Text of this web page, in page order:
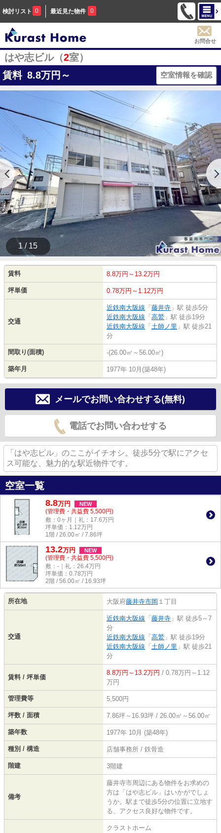
検討リスト 0 最近見た物件 0
お問合せ
はや志ビル（2室）
賃料 8.8万円～ 空室情報を確認
1 / 15
賃料 8.8万円～13.2万円
坪単価 0.78万円～1.12万円
交通
近鉄南大阪線 「 藤井寺 」駅 徒歩5分
近鉄南大阪線 「 高鷲 」駅 徒歩19分
近鉄南大阪線 「 土師ノ里 」駅 徒歩21
分
間取り(面積) -(26.00㎡～56.00㎡)
築年月 1977年 10月(築48年)
メールでお問い合わせする(無料)
電話でお問い合わせする
「はや志ビル」のここがイチオシ。徒歩5分で駅にアクセ
ス可能な、魅力的な駅近物件です。
空室一覧
8.8万円 NEW
(管理費・共益費 5,500円)
敷：0ヶ月｜礼：17.6万円
坪単価： 1.12万円
1階 / 26.00㎡ / 7.86坪
13.2万円 NEW
(管理費・共益費 5,500円)
敷：-｜礼：26.4万円
坪単価： 0.78万円
2階 / 56.00㎡ / 16.93坪
所在地 大阪府藤井寺市岡 １丁目
交通
近鉄南大阪線 「 藤井寺 」駅 徒歩5～7
分
近鉄南大阪線 「 高鷲 」駅 徒歩19分
近鉄南大阪線 「 土師ノ里 」駅 徒歩21
分
賃料 / 坪単価
8.8万円～13.2万円 / 0.78万円～1.12
万円
管理費等 5,500円
坪数 / 面積 7.86坪～16.93坪 / 26.00㎡～56.00㎡
築年数 1977年 10月 (築48年)
種別 / 構造 店舗事務所 / 鉄骨造
階建 3階建
備考
藤井寺市周辺にある物件をお求めの
方は「はや志ビル」はいかがでしょ
うか。駅まで徒歩5分の位置に立地す
る、アクセス良好な物件です。
クラストホーム